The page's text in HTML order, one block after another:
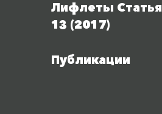
Лифлеты Статья
13 (2017)
Публикации